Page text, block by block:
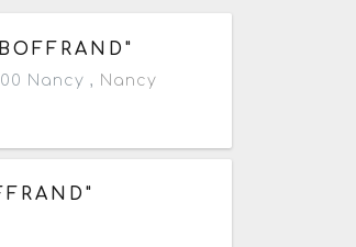
Nancy , Nancy